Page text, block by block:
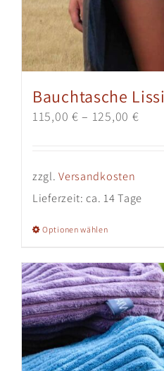
Bauchtasche Lissi
115,00 € – 125,00 €
zzgl.Versandkosten
Lieferzeit:ca. 14 Tage
Optionen wählenDieses
weist
mehrere
Varianten
auf.
Die
Optionen